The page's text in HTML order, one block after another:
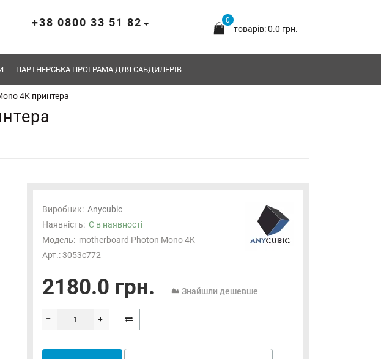
0
товарів: 0.0 грн.
+38 0800 33 51 82
ПАРТНЕРСЬКА ПРОГРАМА ДЛЯ САБДИЛЕРІВ
4K принтера
Виробник: Anycubic
Наявність: Є в наявності
Модель: motherboard Photon Mono 4K
Арт.: 3053c772
2180.0 грн. Знайшли дешевше